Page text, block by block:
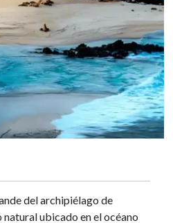
del archipiélago de
natural ubicado en el océano